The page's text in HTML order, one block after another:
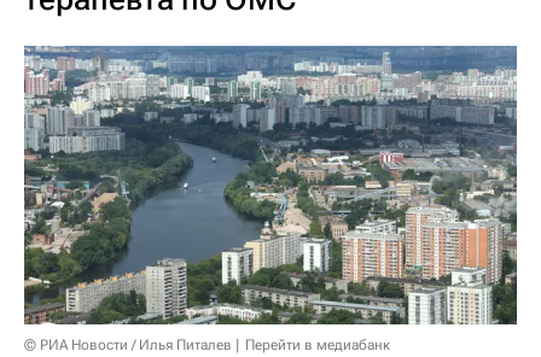
© РИА Новости / Илья Питалев Перейти в медиабанк